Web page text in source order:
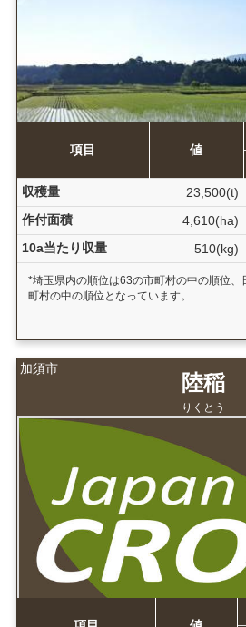
項目 値
収穫量
23,500(t)
作付面積
4,610(ha)
10a当たり収量
510(kg)
*埼玉県内の順位は63の市町村の中の順位
町村の中の順位となっています。
加須市
陸稲
りくとう